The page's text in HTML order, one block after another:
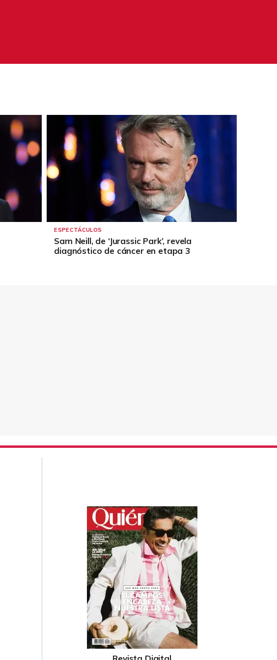
ESPECTÁCULOS
Sam Neill, de ‘Jurassic Park’, revela
diagnóstico de cáncer en etapa 3